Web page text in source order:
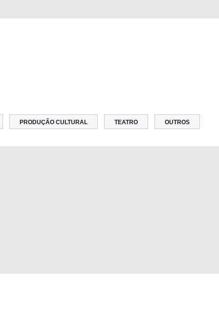
PRODUÇÃO CULTURAL TEATRO OUTROS